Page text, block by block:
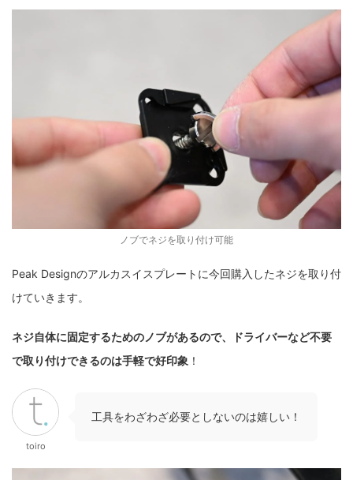
ノブでネジを取り付け可能
Peak Designのアルカスイスプレートに今回購入したネジを取り付
けていきます。
ネジ自体に固定するためのノブがあるので、ドライバーなど不要
で取り付けできるのは手軽で好印象 ！
toiro
工具をわざわざ必要としないのは嬉しい！